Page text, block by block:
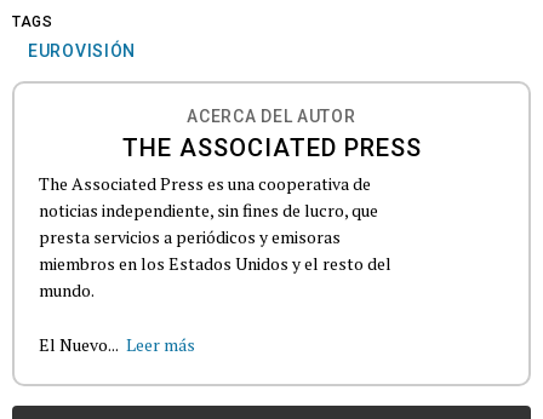
TAGS
EUROVISIÓN
ACERCA DEL AUTOR
THE ASSOCIATED PRESS
The Associated Press es una cooperativa de
noticias independiente, sin fines de lucro, que
presta servicios a periódicos y emisoras
miembros en los Estados Unidos y el resto del
mundo.
El Nuevo... Leer más